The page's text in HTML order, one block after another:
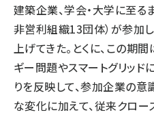
建築企業、学会・大学に至る
非営利組織13団体）が参加
上げてきた。とくに、この期
ギー問題やスマートグリッ
りを反映して、参加企業の意
な変化に加えて、従来クロー